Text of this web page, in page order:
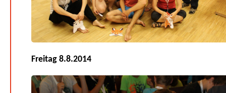
Freitag 8.8.2014